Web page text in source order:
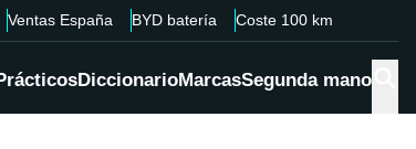
Ventas España BYD batería Coste 100 km
DiccionarioMarcasSegunda mano